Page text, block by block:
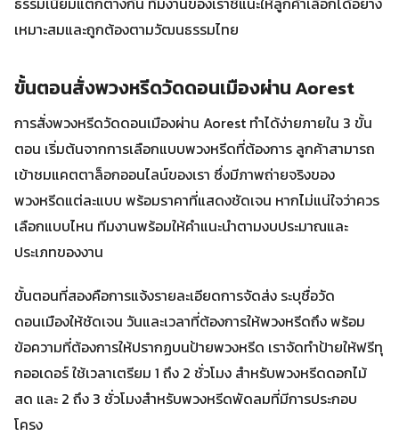
เหมาะสมและถูกต้องตามวัฒนธรรมไทย
ขั้นตอนสั่งพวงหรีดวัดดอนเมืองผ่าน Aorest
การสั่งพวงหรีดวัดดอนเมืองผ่าน Aorest ทำได้ง่ายภายใน 3 ขั้น
ตอน เริ่มต้นจากการเลือกแบบพวงหรีดที่ต้องการ ลูกค้าสามารถ
เข้าชมแคตตาล็อกออนไลน์ของเรา ซึ่งมีภาพถ่ายจริงของ
พวงหรีดแต่ละแบบ พร้อมราคาที่แสดงชัดเจน หากไม่แน่ใจว่าควร
เลือกแบบไหน ทีมงานพร้อมให้คำแนะนำตามงบประมาณและ
ประเภทของงาน
ขั้นตอนที่สองคือการแจ้งรายละเอียดการจัดส่ง ระบุชื่อวัด
ดอนเมืองให้ชัดเจน วันและเวลาที่ต้องการให้พวงหรีดถึง พร้อม
ข้อความที่ต้องการให้ปรากฏบนป้ายพวงหรีด เราจัดทำป้ายให้ฟรีทุ
กออเดอร์ ใช้เวลาเตรียม 1 ถึง 2 ชั่วโมง สำหรับพวงหรีดดอกไม้
สด และ 2 ถึง 3 ชั่วโมงสำหรับพวงหรีดพัดลมที่มีการประกอบ
โครง